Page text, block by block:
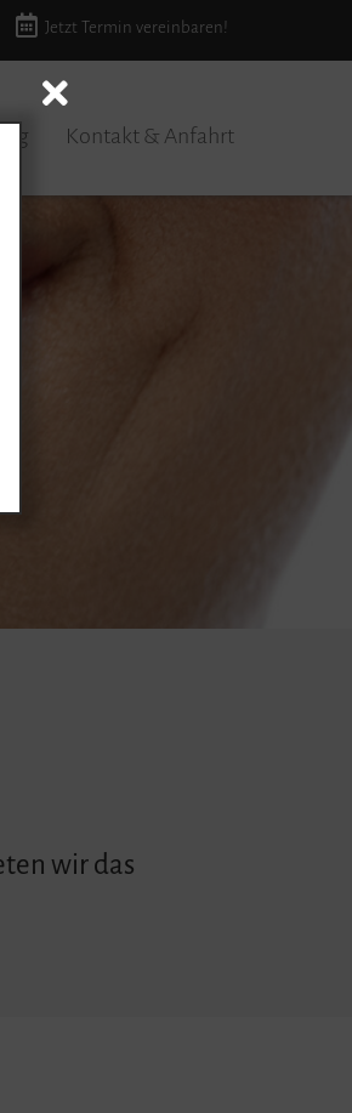
Jetzt Termin vereinbaren!
Blog Kontakt & Anfahrt
wir das